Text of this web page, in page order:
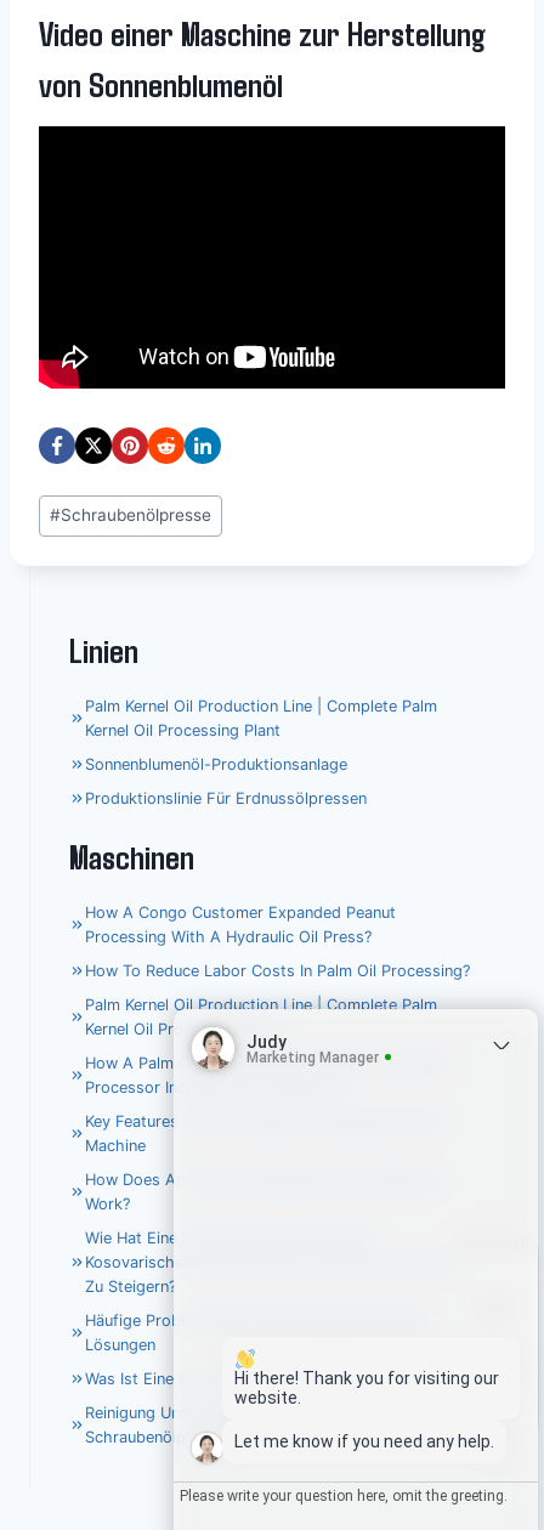
Video einer Maschine zur Herstellung
von Sonnenblumenöl
Schlagworte:
#Schraubenölpresse
Linien
Palm Kernel Oil Production Line | Complete Palm
Kernel Oil Processing Plant
Sonnenblumenöl-Produktionsanlage
Produktionslinie Für Erdnussölpressen
Maschinen
How A Congo Customer Expanded Peanut
Processing With A Hydraulic Oil Press?
How To Reduce Labor Costs In Palm Oil Processing?
Palm Kernel Oil Production Line | Complete Palm
Kernel Oil Processing Plant
How A Palm Oil Press Machine Helped A Brazilian
Processor Increase Oil Production?
Key Features Of An Avocado Oil Hydraulic Press
Machine
How Does An Olive Oil Hydraulic Press Machine
Work?
Wie Hat Eine Schraubenölpresse Einem
Kosovarischen Ölunternehmen Geholfen, Den Gewinn
Zu Steigern?
Häufige Probleme Beim Erdnussölpressen Und
Lösungen
Was Ist Eine Avocadoöl-Hydraulikpresse?
Reinigung Und Wartung Der Kokosnuss-
Schraubenölpresse
Chat
Judy
Marketing Manager
Let me know if you need any help.
You can chat with me to get the